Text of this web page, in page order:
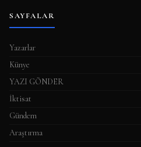
SAYFALAR
Yazarlar
Künye
YAZI GÖNDER
İktisat
Gündem
Araştırma